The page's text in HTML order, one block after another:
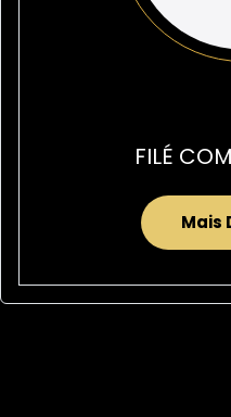
FILÉ
Mais